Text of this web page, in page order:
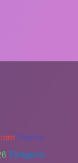
Teams:
Telegram: